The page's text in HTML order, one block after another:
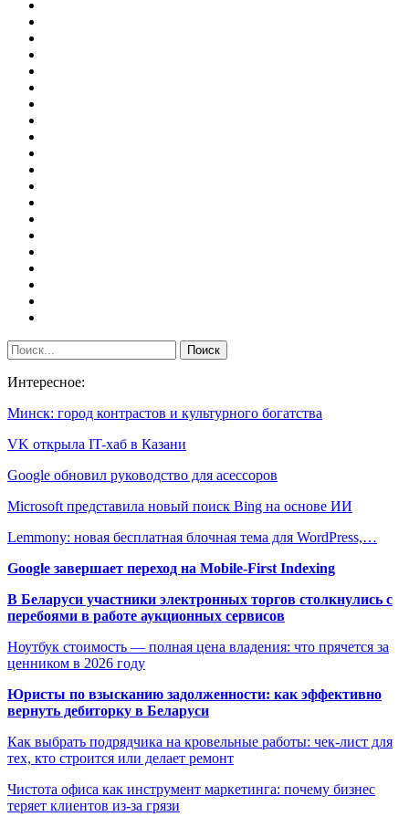
Интересное:
Минск: город контрастов и культурного богатства
VK открыла IT-хаб в Казани
Google обновил руководство для асессоров
Microsoft представила новый поиск Bing на основе ИИ
Lemmony: новая бесплатная блочная тема для WordPress,…
Google завершает переход на Mobile-First Indexing
В Беларуси участники электронных торгов столкнулись с
перебоями в работе аукционных сервисов
Ноутбук стоимость — полная цена владения: что прячется за
ценником в 2026 году
Юристы по взысканию задолженности: как эффективно
вернуть дебиторку в Беларуси
Как выбрать подрядчика на кровельные работы: чек-лист для
тех, кто строится или делает ремонт
Чистота офиса как инструмент маркетинга: почему бизнес
теряет клиентов из-за грязи